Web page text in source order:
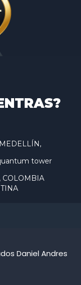
tower
COLOMBIA
Daniel Andres